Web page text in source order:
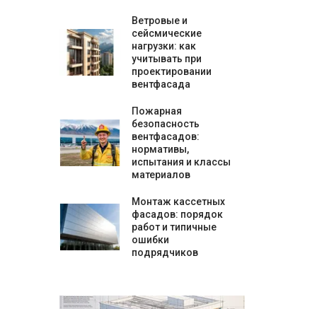
Ветровые и
сейсмические
нагрузки: как
учитывать при
проектировании
вентфасада
Пожарная
безопасность
вентфасадов:
нормативы,
испытания и классы
материалов
Монтаж кассетных
фасадов: порядок
работ и типичные
ошибки
подрядчиков